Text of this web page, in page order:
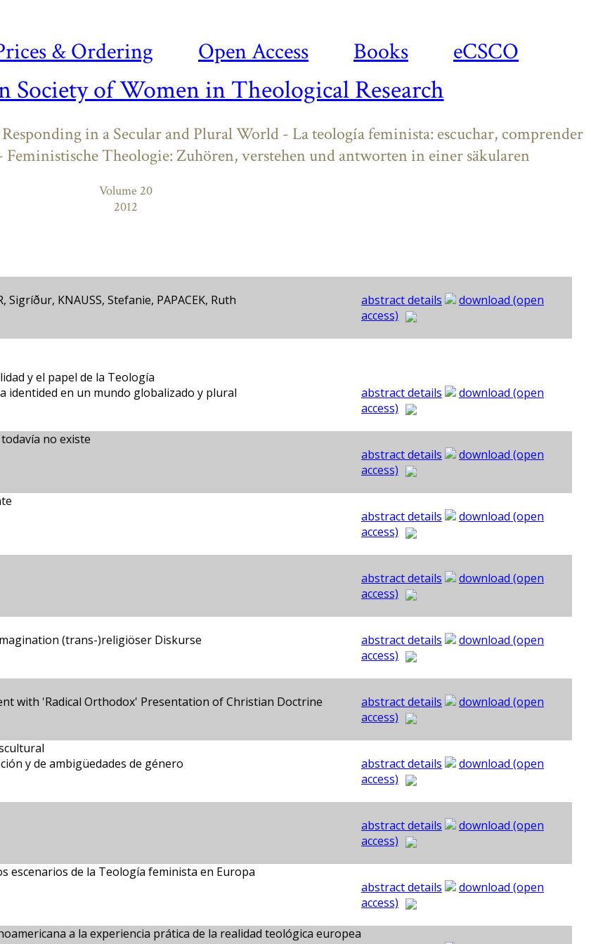
& Ordering Open Access Books eCSCO
Society of Women in Theological Research
in a Secular and Plural World - La teología feminista: escuchar, comprender
Theologie: Zuhören, verstehen und antworten in einer säkularen
Volume 20
2012
Sigríður, KNAUSS, Stefanie, PAPACEK, Ruth
abstract details
download (open
access)
y el papel de la Teología
en un mundo globalizado y plural
abstract details
download (open
access)
no existe
abstract details
download (open
access)
abstract details
download (open
access)
abstract details
download (open
access)
(trans-)religiöser Diskurse
abstract details
download (open
access)
with 'Radical Orthodox' Presentation of Christian Doctrine
abstract details
download (open
access)
y de ambigüedades de género
abstract details
download (open
access)
abstract details
download (open
access)
escenarios de la Teología feminista en Europa
abstract details
download (open
access)
a la experiencia prática de la realidad teológica europea